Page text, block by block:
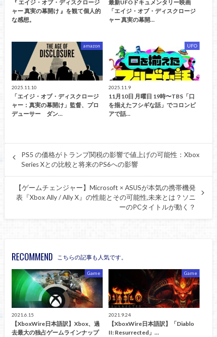
『 エイジ・オブ・ディスクロージ
ャー 真実の幕開け 』を観て個人的
な感想。
最新UFOドキュメンタリー映画
「エイジ・オブ・ディスクロージ
ャー 真実の幕開…
amazon
2025.11.10
「エイジ・オブ・ディスクロージ
ャー：真実の幕開け」監督、プロ
デューサー ダン…
UFO
2025.11.9
11月10日 月曜日 19時〜TBS「口
を揃えたフシギな話」でコロンビ
アで話…
PS5 の価格がトランプ関税の影響で値上げの可能性：Xbox
Series Xとの比較と将来のPS6への影響
【ゲームチェンジャー】Microsoft × ASUSが本気の携帯機発
表『Xbox Ally / Ally X』の性能とその可能性,未来とは？ソニ
ーのPCタイトルが動く？
RECOMMEND こちらの記事も人気です。
Game
2021.6.15
【XboxWire日本語訳】Xbox、過
去最大の独占ゲームラインナップ
Game
2021.9.24
【XboxWire日本語訳】「Diablo
II: Resurrected」…